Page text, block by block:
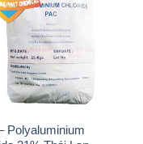
Polyaluminium